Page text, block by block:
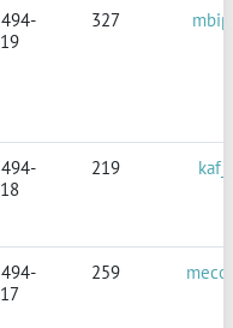
327
219
259